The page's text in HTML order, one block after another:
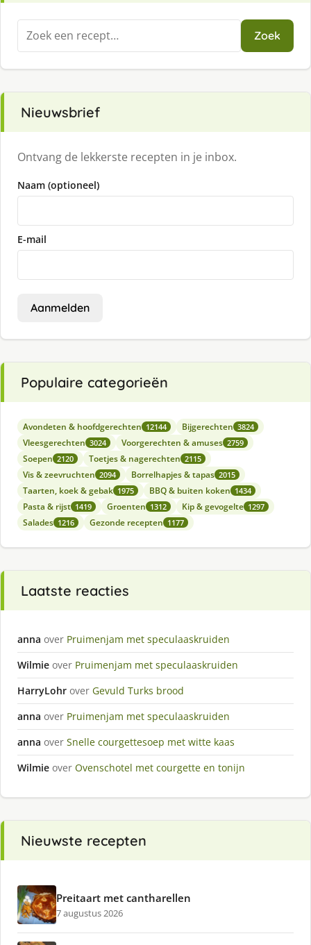
Zoeken
naar:
Zoek
Nieuwsbrief
Ontvang de lekkerste recepten in je inbox.
Naam (optioneel)
E-mail
Aanmelden
Populaire categorieën
Avondeten & hoofdgerechten 12144 Bijgerechten 3824
Vleesgerechten 3024 Voorgerechten & amuses 2759
Soepen 2120 Toetjes & nagerechten 2115
Vis & zeevruchten 2094 Borrelhapjes & tapas 2015
Taarten, koek & gebak 1975 BBQ & buiten koken 1434
Pasta & rijst 1419 Groenten 1312 Kip & gevogelte 1297
Salades 1216 Gezonde recepten 1177
Laatste reacties
anna over Pruimenjam met speculaaskruiden
Wilmie over Pruimenjam met speculaaskruiden
HarryLohr over Gevuld Turks brood
anna over Pruimenjam met speculaaskruiden
anna over Snelle courgettesoep met witte kaas
Wilmie over Ovenschotel met courgette en tonijn
Nieuwste recepten
Preitaart met cantharellen
7 augustus 2026